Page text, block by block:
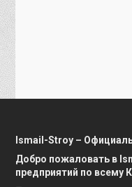
Ismail-Stroy –
Добро пожаловать в
предприятий по всему